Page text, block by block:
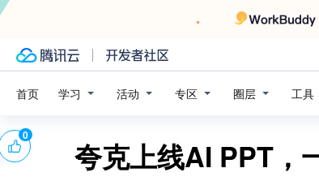
首页 学习 活动 专区 圈层 工具
夸克上线AI PPT，
0